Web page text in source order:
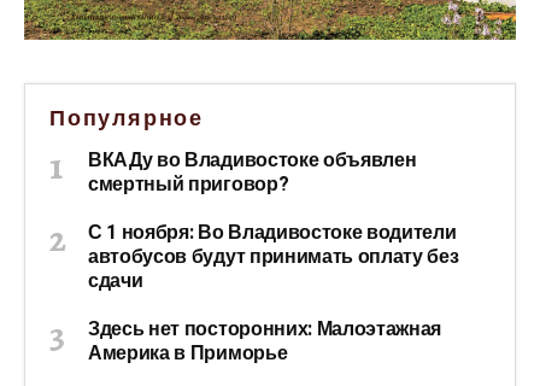
Популярное
ВКАДу во Владивостоке объявлен
смертный приговор?
С 1 ноября: Во Владивостоке водители
автобусов будут принимать оплату без
сдачи
Здесь нет посторонних: Малоэтажная
Америка в Приморье